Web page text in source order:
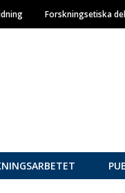
Hoppa
till
Forskningsetiska